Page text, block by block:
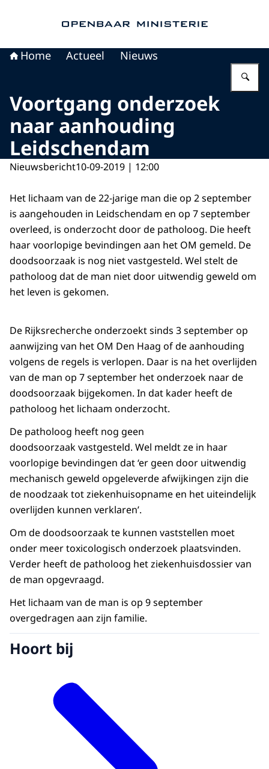
Home Actueel Nieuws
Voortgang onderzoek
naar aanhouding
Leidschendam
Nieuwsbericht10-09-2019 | 12:00
Het lichaam van de 22-jarige man die op 2 september
is aangehouden in Leidschendam en op 7 september
overleed, is onderzocht door de patholoog. Die heeft
haar voorlopige bevindingen aan het OM gemeld. De
doodsoorzaak is nog niet vastgesteld. Wel stelt de
patholoog dat de man niet door uitwendig geweld om
het leven is gekomen.
De Rijksrecherche onderzoekt sinds 3 september op
aanwijzing van het OM Den Haag of de aanhouding
volgens de regels is verlopen. Daar is na het overlijden
van de man op 7 september het onderzoek naar de
doodsoorzaak bijgekomen. In dat kader heeft de
patholoog het lichaam onderzocht.
De patholoog heeft nog geen
doodsoorzaak vastgesteld. Wel meldt ze in haar
voorlopige bevindingen dat ‘er geen door uitwendig
mechanisch geweld opgeleverde afwijkingen zijn die
de noodzaak tot ziekenhuisopname en het uiteindelijk
overlijden kunnen verklaren’.
Om de doodsoorzaak te kunnen vaststellen moet
onder meer toxicologisch onderzoek plaatsvinden.
Verder heeft de patholoog het ziekenhuisdossier van
de man opgevraagd.
Het lichaam van de man is op 9 september
overgedragen aan zijn familie.
Hoort bij